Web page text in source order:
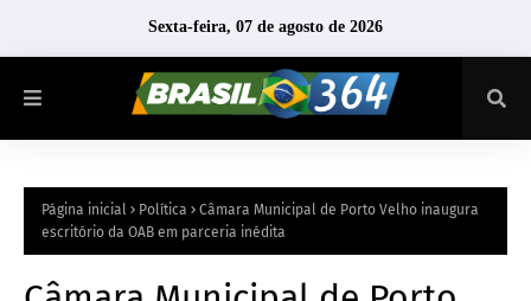
Sexta-feira, 07 de agosto de 2026
Página inicial Política
Câmara Municipal de Porto Velho inaugura
escritório da OAB em parceria inédita